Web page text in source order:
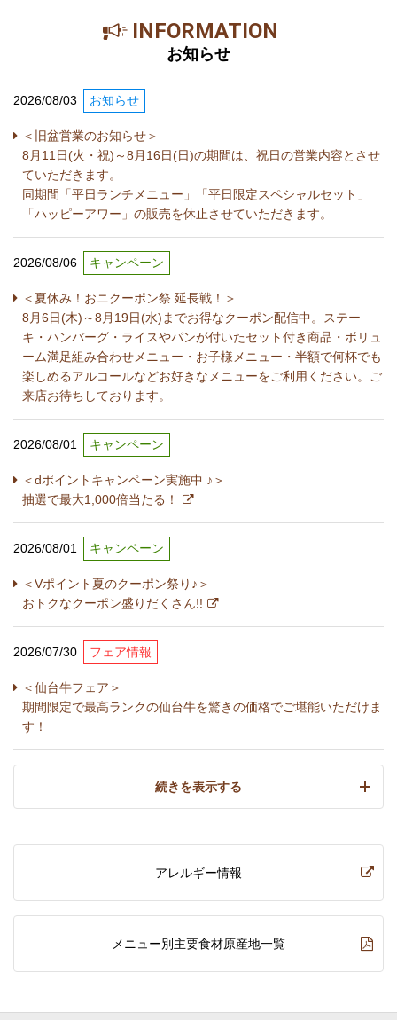
INFORMATION
お知らせ
2026/08/03 お知らせ
＜旧盆営業のお知らせ＞
8月11日(火・祝)～8月16日(日)の期間は、祝日の営業内容とさせ
ていただきます。
同期間「平日ランチメニュー」「平日限定スペシャルセット」
「ハッピーアワー」の販売を休止させていただきます。
2026/08/06 キャンペーン
＜夏休み！おニクーポン祭 延長戦！＞
8月6日(木)～8月19日(水)までお得なクーポン配信中。ステー
キ・ハンバーグ・ライスやパンが付いたセット付き商品・ボリュ
ーム満足組み合わせメニュー・お子様メニュー・半額で何杯でも
楽しめるアルコールなどお好きなメニューをご利用ください。ご
来店お待ちしております。
2026/08/01 キャンペーン
＜dポイントキャンペーン実施中 ♪＞
抽選で最大1,000倍当たる！
2026/08/01 キャンペーン
＜Vポイント夏のクーポン祭り♪＞
おトクなクーポン盛りだくさん!!
2026/07/30 フェア情報
＜仙台牛フェア＞
期間限定で最高ランクの仙台牛を驚きの価格でご堪能いただけま
す！
続きを表示する
アレルギー情報
メニュー別主要食材原産地一覧